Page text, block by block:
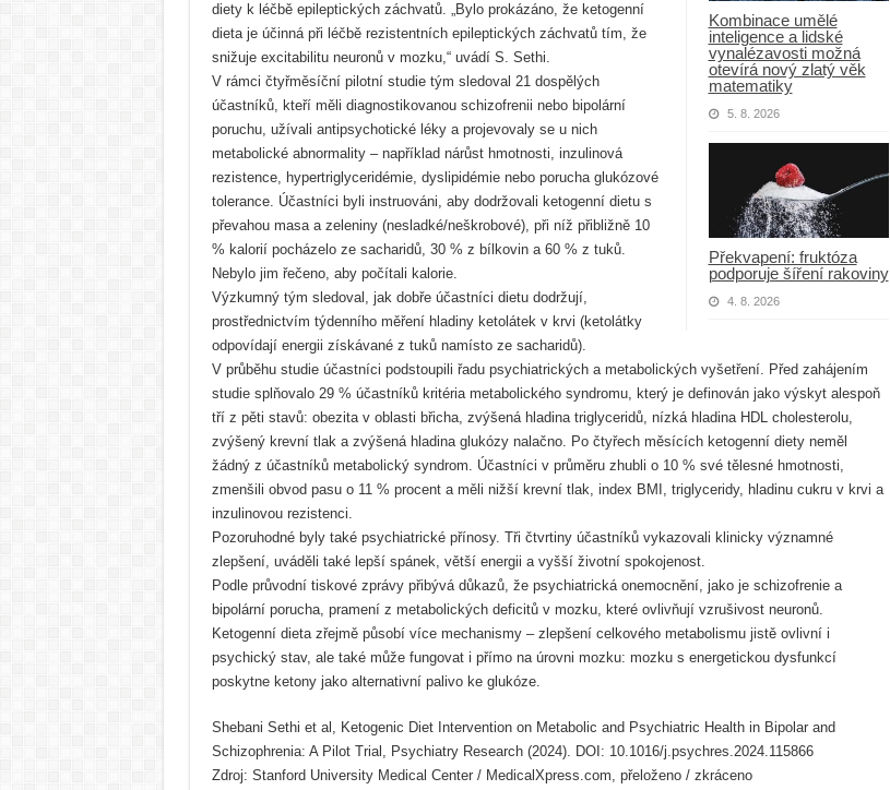
Kombinace umělé
inteligence a lidské
vynalézavosti možná
otevírá nový zlatý věk
matematiky
5. 8. 2026
Překvapení: fruktóza
podporuje šíření rakoviny
4. 8. 2026
diety k léčbě epileptických záchvatů. „Bylo prokázáno, že ketogenní
dieta je účinná při léčbě rezistentních epileptických záchvatů tím, že
snižuje excitabilitu neuronů v mozku,“ uvádí S. Sethi.
V rámci čtyřměsíční pilotní studie tým sledoval 21 dospělých
účastníků, kteří měli diagnostikovanou schizofrenii nebo bipolární
poruchu, užívali antipsychotické léky a projevovaly se u nich
metabolické abnormality – například nárůst hmotnosti, inzulinová
rezistence, hypertriglyceridémie, dyslipidémie nebo porucha glukózové
tolerance. Účastníci byli instruováni, aby dodržovali ketogenní dietu s
převahou masa a zeleniny (nesladké/neškrobové), při níž přibližně 10
% kalorií pocházelo ze sacharidů, 30 % z bílkovin a 60 % z tuků.
Nebylo jim řečeno, aby počítali kalorie.
Výzkumný tým sledoval, jak dobře účastníci dietu dodržují,
prostřednictvím týdenního měření hladiny ketolátek v krvi (ketolátky
odpovídají energii získávané z tuků namísto ze sacharidů).
V průběhu studie účastníci podstoupili řadu psychiatrických a metabolických vyšetření. Před zahájením
studie splňovalo 29 % účastníků kritéria metabolického syndromu, který je definován jako výskyt alespoň
tří z pěti stavů: obezita v oblasti břicha, zvýšená hladina triglyceridů, nízká hladina HDL cholesterolu,
zvýšený krevní tlak a zvýšená hladina glukózy nalačno. Po čtyřech měsících ketogenní diety neměl
žádný z účastníků metabolický syndrom. Účastníci v průměru zhubli o 10 % své tělesné hmotnosti,
zmenšili obvod pasu o 11 % procent a měli nižší krevní tlak, index BMI, triglyceridy, hladinu cukru v krvi a
inzulinovou rezistenci.
Pozoruhodné byly také psychiatrické přínosy. Tři čtvrtiny účastníků vykazovali klinicky významné
zlepšení, uváděli také lepší spánek, větší energii a vyšší životní spokojenost.
Podle průvodní tiskové zprávy přibývá důkazů, že psychiatrická onemocnění, jako je schizofrenie a
bipolární porucha, pramení z metabolických deficitů v mozku, které ovlivňují vzrušivost neuronů.
Ketogenní dieta zřejmě působí více mechanismy – zlepšení celkového metabolismu jistě ovlivní i
psychický stav, ale také může fungovat i přímo na úrovni mozku: mozku s energetickou dysfunkcí
poskytne ketony jako alternativní palivo ke glukóze.
Shebani Sethi et al, Ketogenic Diet Intervention on Metabolic and Psychiatric Health in Bipolar and
Schizophrenia: A Pilot Trial, Psychiatry Research (2024). DOI: 10.1016/j.psychres.2024.115866
Zdroj: Stanford University Medical Center / MedicalXpress.com, přeloženo / zkráceno